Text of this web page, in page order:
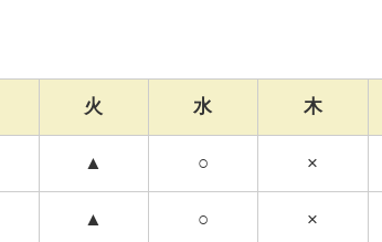
火 水 木
▲ ○ ×
▲ ○ ×